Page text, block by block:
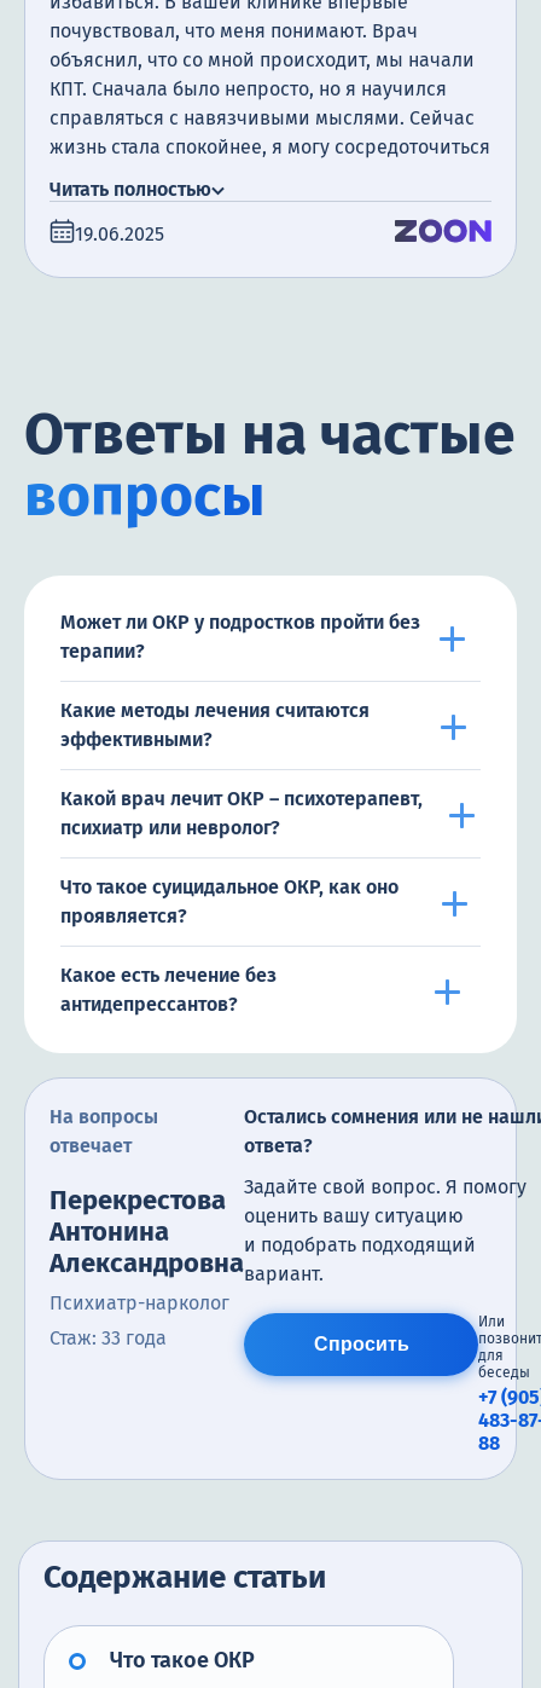
почувствовал, что меня понимают. Врач
объяснил, что со мной происходит, мы начали
КПТ. Сначала было непросто, но я научился
справляться с навязчивыми мыслями. Сейчас
жизнь стала спокойнее, я могу сосредоточиться
профессиональный подход.
Читать полностью
19.06.2025
Ответы на частые
вопросы
Может ли ОКР у подростков пройти без
терапии?
Какие методы лечения считаются
эффективными?
Какой врач лечит ОКР – психотерапевт,
психиатр или невролог?
Что такое суицидальное ОКР, как оно
проявляется?
Какое есть лечение без
антидепрессантов?
На вопросы
отвечает
Перекрестова
Антонина
Александровна
Психиатр-нарколог
Стаж: 33 года
Остались сомнения или не
ответа?
Задайте свой вопрос. Я помогу
оценить вашу ситуацию
и подобрать подходящий
вариант.
Спросить
Или
для
беседы
+7
483-
88
Содержание статьи
Что такое ОКР